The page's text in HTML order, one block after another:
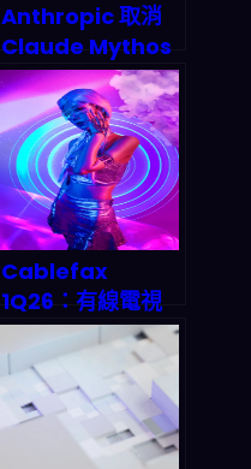
Anthropic 取消
Claude Mythos
發布：AI 安全評估
真的在變硬了嗎？
Cablefax
1Q26：有線電視
與媒體的 AI 落地
現況怎麼看、成本
與合規風險怎麼算
（含可複製路線